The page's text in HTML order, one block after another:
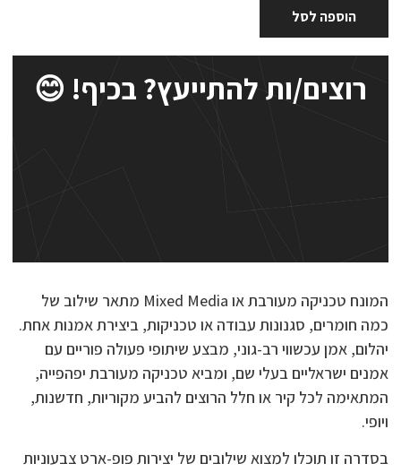
הוספה לסל
רוצים/ות להתייעץ? בכיף! 😊
המונח טכניקה מעורבת או Mixed Media מתאר שילוב של
כמה חומרים, סגנונות עבודה או טכניקות, ביצירת אמנות אחת.
יהלום, אמן עכשווי רב-גוני, מבצע שיתופי פעולה פוריים עם
אמנים ישראליים בעלי שם, ומביא טכניקה מעורבת יפהפייה,
המתאימה לכל קיר או חלל הרוצים להביע מקוריות, חדשנות,
ויופי.
בסדרה זו תוכלו למצוא שילובים של יצירות פופ-ארט צבעוניות